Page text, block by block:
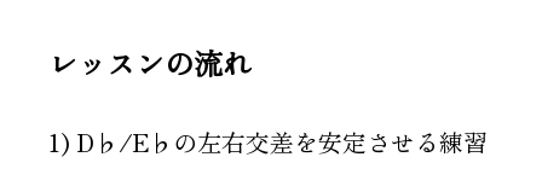
レッスンの流れ
1) D♭/E♭の左右交差を安定させる練習